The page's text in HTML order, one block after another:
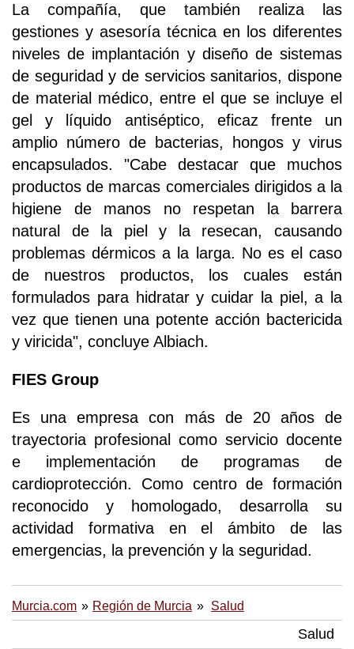
La compañía, que también realiza las
gestiones y asesoría técnica en los diferentes
niveles de implantación y diseño de sistemas
de seguridad y de servicios sanitarios, dispone
de material médico, entre el que se incluye el
gel y líquido antiséptico, eficaz frente un
amplio número de bacterias, hongos y virus
encapsulados. "Cabe destacar que muchos
productos de marcas comerciales dirigidos a la
higiene de manos no respetan la barrera
natural de la piel y la resecan, causando
problemas dérmicos a la larga. No es el caso
de nuestros productos, los cuales están
formulados para hidratar y cuidar la piel, a la
vez que tienen una potente acción bactericida
y viricida", concluye Albiach.
FIES Group
Es una empresa con más de 20 años de
trayectoria profesional como servicio docente
e implementación de programas de
cardioprotección. Como centro de formación
reconocido y homologado, desarrolla su
actividad formativa en el ámbito de las
emergencias, la prevención y la seguridad.
Murcia.com Región de Murcia Salud
Salud